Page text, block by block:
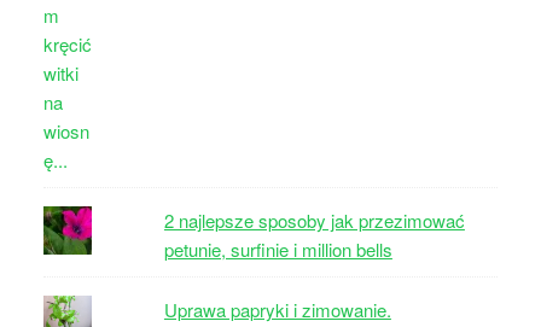
2 najlepsze sposoby jak przezimować
petunie, surfinie i million bells
Uprawa papryki i zimowanie.